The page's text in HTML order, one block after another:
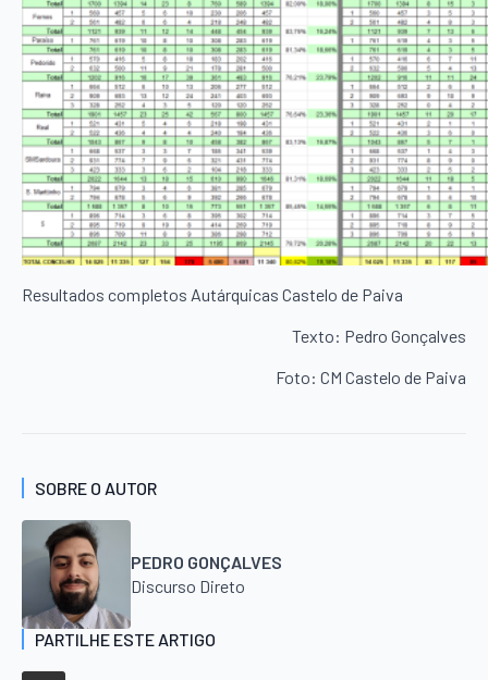
Resultados completos Autárquicas Castelo de Paiva
Texto: Pedro Gonçalves
Foto: CM Castelo de Paiva
SOBRE O AUTOR
PEDRO GONÇALVES
Discurso Direto
PARTILHE ESTE ARTIGO